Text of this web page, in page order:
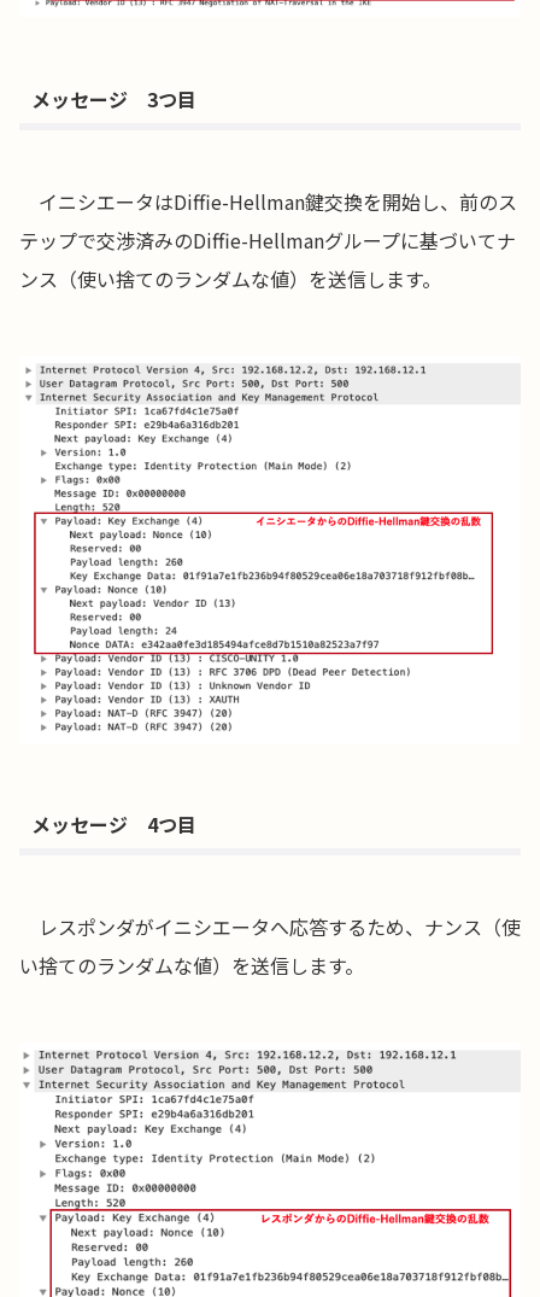
メッセージ 3つ目
イニシエータはDiffie-Hellman鍵交換を開始し、前のス
テップで交渉済みのDiffie-Hellmanグループに基づいてナ
ンス（使い捨てのランダムな値）を送信します。
メッセージ 4つ目
レスポンダがイニシエータへ応答するため、ナンス（使
い捨てのランダムな値）を送信します。